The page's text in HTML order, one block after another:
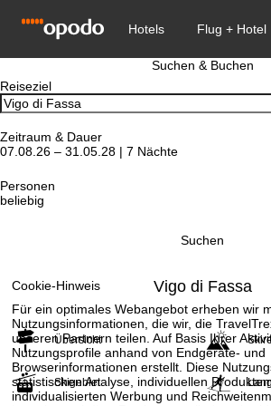
Cookie-Hinweis
Für ein optimales Webangebot erheben wir
Nutzungsinformationen, die wir, die
unseren Partnern teilen. Auf Basis Ihrer
Nutzungsprofile anhand von Endgeräte- und
Browserinformationen erstellt. Diese
statistischen Analyse, individuellen
individualisierten Werbung und
Suchen & Buchen
Reiseziel
Zeitraum & Dauer
07.08.26 – 31.05.28 | 7 Nächte
Personen
beliebig
Suchen
Vigo di Fassa
Übersicht
Skigebiet